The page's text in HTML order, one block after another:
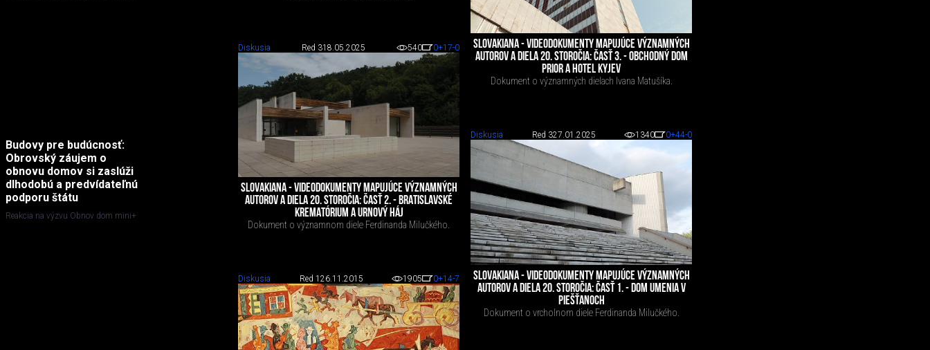
Budovy pre budúcnosť:
Obrovský záujem o
obnovu domov si zaslúži
dlhodobú a predvídateľnú
podporu štátu
Reakcia na výzvu Obnov dom mini+
SLOVAKIANA - VIDEODOKUMENTY MAPUJÚCE VÝZNAMNÝCH
AUTOROV A DIELA 20. STOROČIA: ČASŤ 3. - OBCHODNÝ DOM
PRIOR A HOTEL KYJEV
Dokument o významných dielach Ivana Matušíka.
Diskusia Red 318.05.2025 540 0+17-0
SLOVAKIANA - VIDEODOKUMENTY MAPUJÚCE VÝZNAMNÝCH
AUTOROV A DIELA 20. STOROČIA: ČASŤ 2. - BRATISLAVSKÉ
KREMATÓRIUM A URNOVÝ HÁJ
Dokument o významnom diele Ferdinanda Milučkého.
Diskusia Red 327.01.2025 1340 0+44-0
SLOVAKIANA - VIDEODOKUMENTY MAPUJÚCE VÝZNAMNÝCH
AUTOROV A DIELA 20. STOROČIA: ČASŤ 1. - DOM UMENIA V
PIEŠŤANOCH
Dokument o vrcholnom diele Ferdinanda Milučkého.
Diskusia Red 1 26.11.2015 1905 0+14-7